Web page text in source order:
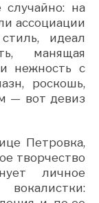
случайно: на
ассоциации
идеал
манящая
и нежность с
роскошь,
— вот девиз
Петровка,
творчество
личное